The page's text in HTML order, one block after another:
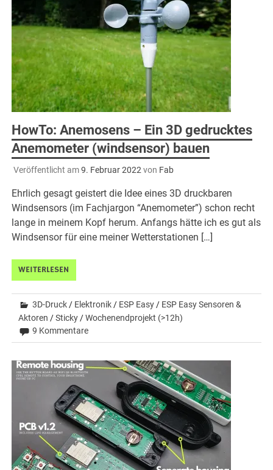
HowTo: Anemosens – Ein 3D gedrucktes
Anemometer (windsensor) bauen
Veröffentlicht am9. Februar 2022 von Fab
Ehrlich gesagt geistert die Idee eines 3D druckbaren
Windsensors (im Fachjargon “Anemometer”) schon recht
lange in meinem Kopf herum. Anfangs hätte ich es gut als
Windsensor für eine meiner Wetterstationen […]
WEITERLESEN
3D-Druck / Elektronik / ESP Easy / ESP Easy Sensoren &
Aktoren /Sticky /Wochenendprojekt (>12h)
9 Kommentare